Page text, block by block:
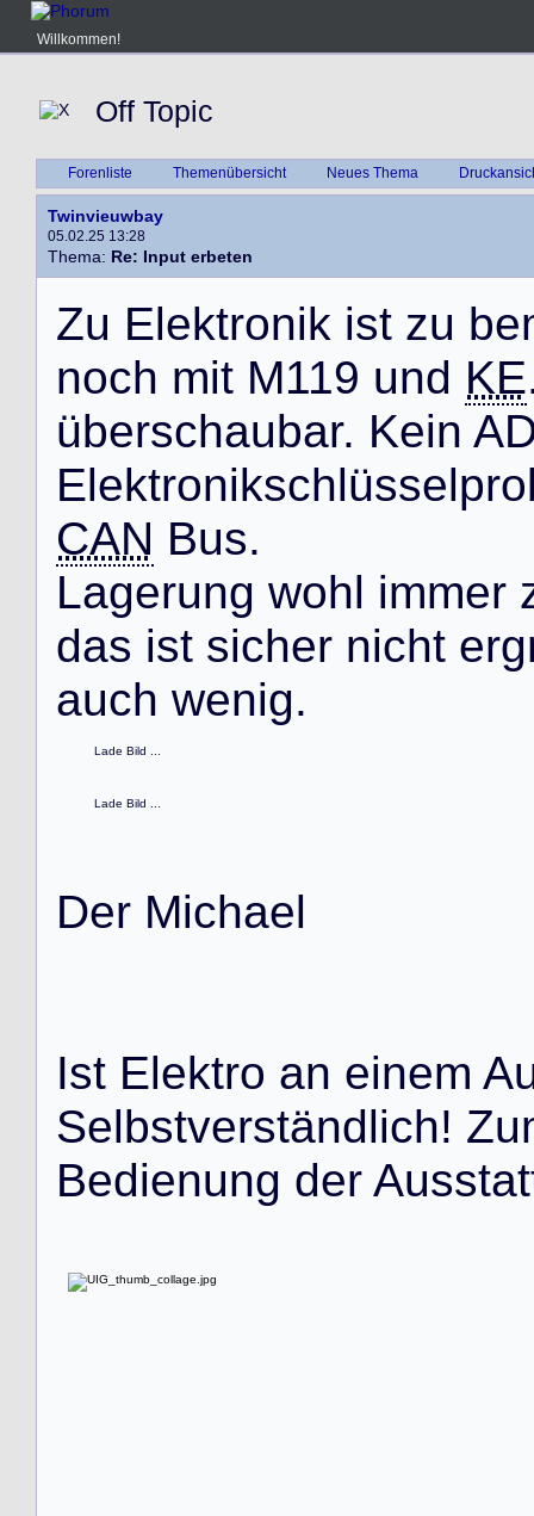
Willkommen!
Off Topic
Forenliste Themenübersicht Neues Thema
Twinvieuwbay
05.02.25 13:28
Thema: Re: Input erbeten
Zu Elektronik ist zu be
noch mit M119 und KE
überschaubar. Kein A
Elektronikschlüsselpro
CAN Bus.
Lagerung wohl immer
das ist sicher nicht erg
auch wenig.
Lade Bild ...
Lade Bild ...
Der Michael
Ist Elektro an einem A
Selbstverständlich! Zu
Bedienung der Ausstat